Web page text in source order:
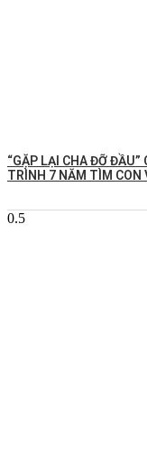
️“GẶP LẠI CHA ĐỠ ĐẦU”
TRÌNH 7 NĂM TÌM CON